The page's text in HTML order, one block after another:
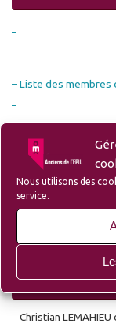
Nous utilisons des
service.
– Liste des membres
– Site du Groupe
– Site Lille d’Antan
Les 10
Christian LEMAHIEU